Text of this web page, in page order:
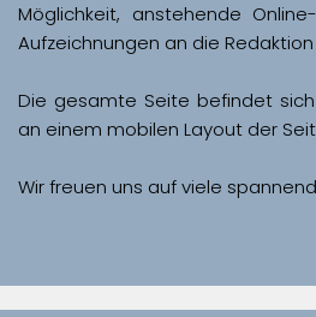
Möglichkeit, anstehende
Aufzeichnungen an die
Die gesamte Seite befindet
Wir freuen uns auf viele